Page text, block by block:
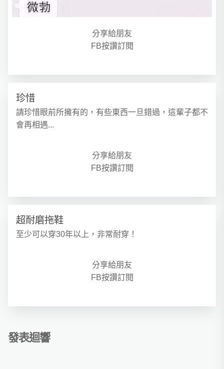
分享給朋友
FB按讚訂閱
珍惜
請珍惜眼前所擁有的，有些東西一旦錯過，這輩子都不
會再相遇...
分享給朋友
FB按讚訂閱
超耐磨拖鞋
至少可以穿30年以上，非常耐穿！
分享給朋友
FB按讚訂閱
發表迴響